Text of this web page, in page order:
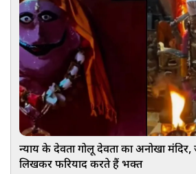
न्याय के देवता गोलू देवता का अनोखा मंदिर,
लिखकर फरियाद करते हैं भक्त